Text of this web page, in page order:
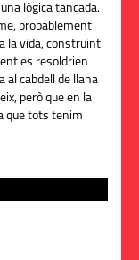
lògica tancada.
probablement
la vida, construint
es resoldrien
al cabdell de llana
però que en la
que tots tenim